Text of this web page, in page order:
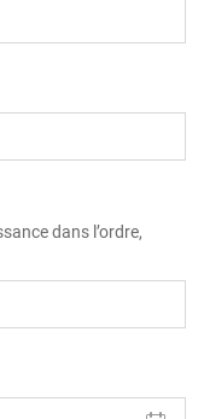
dans l’ordre,